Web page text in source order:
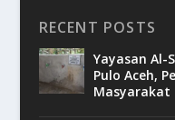
RECENT POSTS
Yayasan Al-
Pulo Aceh,
Masyarakat